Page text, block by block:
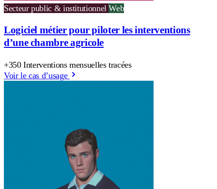
Secteur public & institutionnelWeb
Logiciel métier pour piloter les interventions
d’une chambre agricole
+350 Interventions mensuelles tracées
Voir le cas d’usage